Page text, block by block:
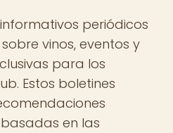
periódicos
vinos, eventos y
para los
Estos boletines
en las